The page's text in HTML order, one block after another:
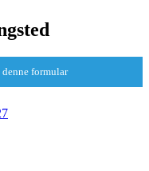
formular